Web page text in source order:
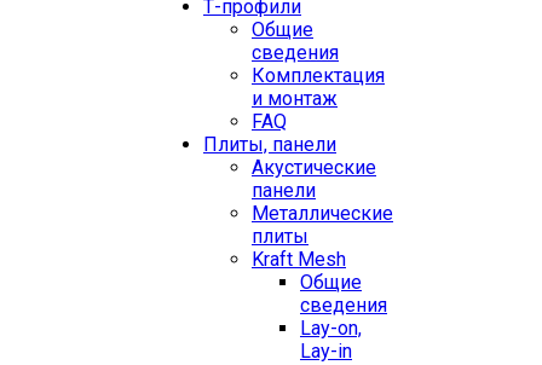
Т-профили
Общие
сведения
Комплектация
и монтаж
FAQ
Плиты, панели
Акустические
панели
Металлические
плиты
Kraft Mesh
Общие
сведения
Lay-on,
Lay-in